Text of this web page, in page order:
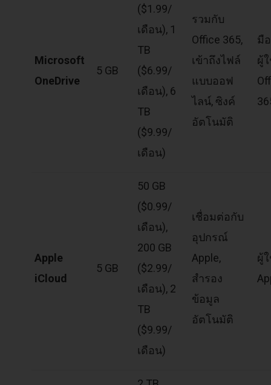
Microsoft
OneDrive
5 GB
($1.99/
เดือน), 1
TB
($6.99/
เดือน), 6
TB
($9.99/
เดือน)
รวมกับ
Office 365,
เข้าถึงไฟล์
แบบออฟ
ไลน์, ซิงค์
อัตโนมัติ
มื
ผู้
Apple
iCloud
5 GB
50 GB
($0.99/
เดือน),
200 GB
($2.99/
เดือน), 2
TB
($9.99/
เดือน)
เชื่อมต่อกับ
อุปกรณ์
Apple,
สำรอง
ข้อมูล
อัตโนมัติ
ผู้